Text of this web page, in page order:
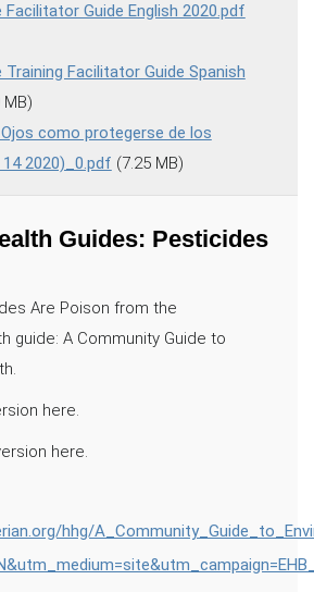
Facilitator Guide English 2020.pdf
Training Facilitator Guide Spanish
MB)
como protegerse de los
2020)_0.pdf (7.25 MB)
Guides: Pesticides
Are Poison from the
guide: A Community Guide to
here.
here.
hhg/